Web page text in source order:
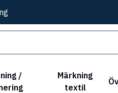
/
Märkning
textil